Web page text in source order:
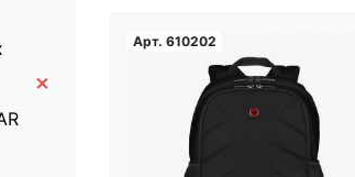
Арт. 610202